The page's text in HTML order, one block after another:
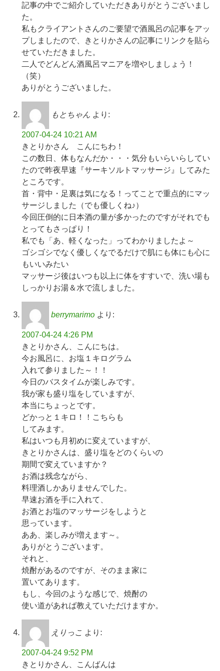
記事の中でご紹介していただきありがとうございまし
た。
私もクライアントさんのご要望で酒風呂の記事をアッ
プしましたので、きとりかさんの記事にリンクを貼ら
せていただきました。
二人でどんどん酒風呂マニアを増やしましょう！
（笑）
ありがとうございました。
もとちゃん より:
2007-04-24 10:21 AM
きとりかさん こんにちわ！
この数日、体もなんだか・・・気分もいらいらしてい
たので昨夜早速『サーキソルトマッサージ』してみた
ところです。
首・背中・足裏は気になる！ってことで重点的にマッ
サージしました（でも優しくね♪）
今回圧倒的に日本酒の量が多かったのですがそれでも
とってもさっぱり！
私でも「あ、軽くなった」ってわかりましたよ～
ゴシゴシでなく優しくなでるだけで肌にも体にも心に
もいいみたい
マッサージ後はいつも以上に体をすすいで、洗い場も
しっかりお湯＆水で流しました。
berrymarimo より:
2007-04-24 4:26 PM
きとりかさん、こんにちは。
今お風呂に、お塩１キログラム
入れて参りました～！！
今日のバスタイムが楽しみです。
我が家も盛り塩をしていますが、
本当にちょっとです。
どかっと１キロ！！こちらも
してみます。
私はいつも月初めに変えていますが、
きとりかさんは、盛り塩をどのくらいの
期間で変えていますか？
お酒は残念ながら、
料理酒しかありませんでした。
早速お酒を手に入れて、
お酒とお塩のマッサージをしようと
思っています。
ああ、楽しみが増えます～。
ありがとうございます。
それと、
焼酎があるのですが、そのまま家に
置いてあります。
もし、今回のような感じで、焼酎の
使い道があれば教えていただけますか。
えりっこ より:
2007-04-24 9:52 PM
きとりかさん、こんばんは